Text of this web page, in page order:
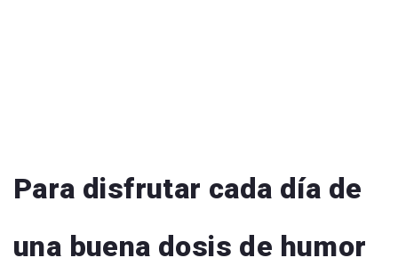
Para disfrutar cada día de
una buena dosis de humor